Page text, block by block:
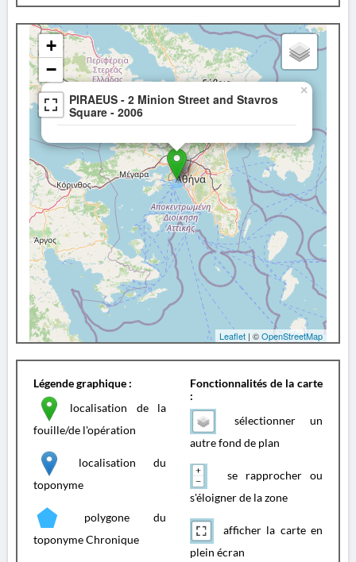
PIRAEUS - 2 Minion Street and Stavros
Square - 2006
×
+
−
Leaflet | ©OpenStreetMap
Légende graphique :
localisation de la
fouille/de l'opération
localisation du
toponyme
polygone du
toponyme Chronique
Fonctionnalités de la carte
:
sélectionner un
autre fond de plan
se rapprocher ou
s'éloigner de la zone
afficher la carte en
plein écran